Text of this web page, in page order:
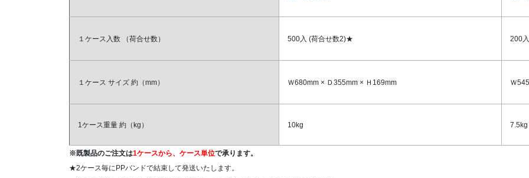
１ケース入数 （荷合せ数） 500入 (荷合せ数2)★ 200入
１ケース サイズ 約（mm） Ｗ680mm × Ｄ355mm × Ｈ169mm Ｗ
1ケース重量 約（kg） 10kg 7.5kg
※既製品のご注文は1ケースから、ケース単位で承ります。
★2ケース毎にPPバンドで結束して発送いたします。